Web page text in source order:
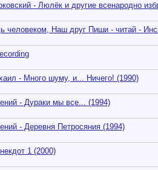
- Люлёк и другие всенародно
человеком, Наш друг Пиши - читай -
- Много шуму, и... Ничего! (1990)
- Дураки мы все... (1994)
- Деревня Петросяния (1994)
1 (2000)